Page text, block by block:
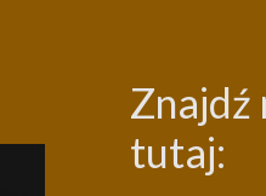
Znajdź
tutaj: